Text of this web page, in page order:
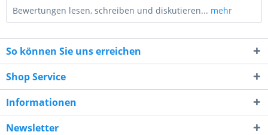
7 + 3 = ?
Bewertungen lesen, schreiben und diskutieren... mehr
So können Sie uns erreichen
Shop Service
Informationen
Newsletter